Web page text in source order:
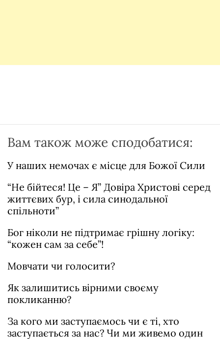
Вам також може сподобатися:
У наших немочах є місце для Божої Сили
“Не бійтеся! Це – Я” Довіра Христові серед
життєвих бур, і сила синодальної
спільноти”
Бог ніколи не підтримає грішну логіку:
“кожен сам за себе”!
Мовчати чи голосити?
Як залишитись вірними своєму
покликанню?
За кого ми заступаємось чи є ті, хто
заступається за нас? Чи ми живемо один